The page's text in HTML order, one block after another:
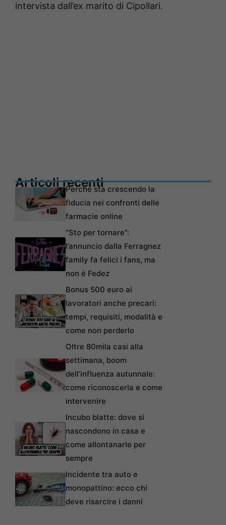
intervista dall’ex marito di Cipollari.
Articoli recentiPerché sta crescendo la
fiducia nei confronti delle
farmacie online
“Sto per tornare”:
l’annuncio dalla Ferragnez
family fa felici i fans, ma
non è Fedez
Bonus 500 euro ai
lavoratori anche precari:
tempi, requisiti, modalità e
come non perderlo
Oltre 80mila casi alla
settimana, boom
dell’influenza autunnale:
come riconoscerla e come
intervenire
Incubo blatte: dove si
nascondono in casa e
come allontanarle per
sempre
Incidente tra auto e
monopattino: ecco chi
deve risarcire i danni